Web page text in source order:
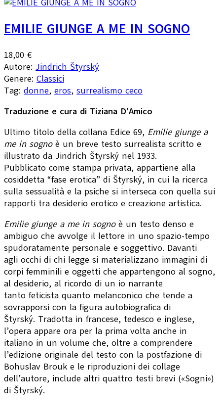
EMILIE GIUNGE A ME IN SOGNO
18,00 €
Autore: Jindrich Štyrský
Genere: Classici
Tag: donne, eros, surrealismo ceco
Traduzione e cura di Tiziana D'Amico
Ultimo titolo della collana Edice 69, Emilie giunge a
me in sognoè un breve testo surrealista scritto e
illustrato da Jindrich Štyrský nel 1933.
Pubblicato come stampa privata, appartiene alla
cosiddetta “fase erotica” di Štyrský, in cui la ricerca
sulla sessualità e la psiche si interseca con quella sui
rapporti tra desiderio erotico e creazione artistica.
Emilie giunge a me in sognoè un testo denso e
ambiguo che avvolge il lettore in uno spazio-tempo
spudoratamente personale e soggettivo. Davanti
agli occhi di chi legge si materializzano immagini di
corpi femminili e oggetti che appartengono al sogno,
al desiderio, al ricordo di un io narrante
tanto feticista quanto melanconico che tende a
sovrapporsi con la figura autobiografica di
Štyrský. Tradotta in francese, tedesco e inglese,
l’opera appare ora per la prima volta anche in
italiano in un volume che, oltre a comprendere
l’edizione originale del testo con la postfazione di
Bohuslav Brouk e le riproduzioni dei collage
dell’autore, include altri quattro testi brevi («Sogni»)
di Štyrský.